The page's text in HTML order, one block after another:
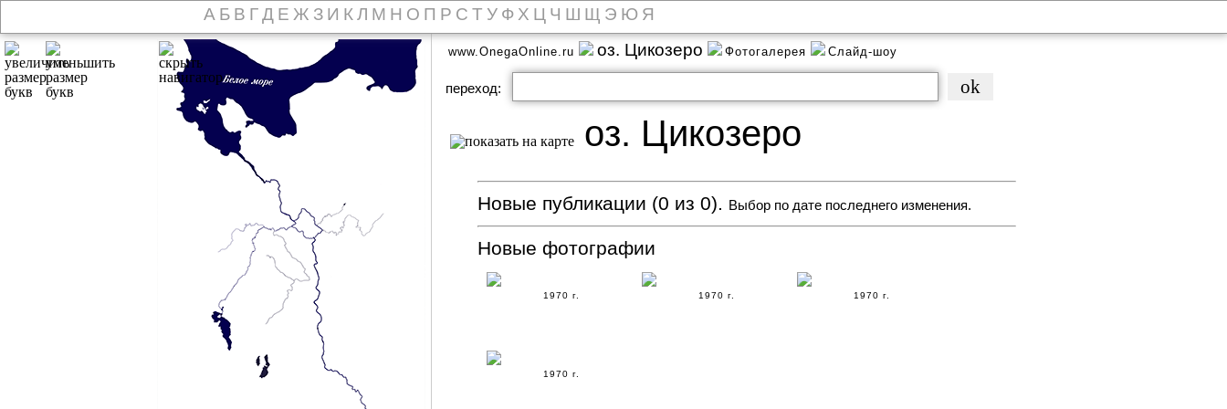
А Б В ГД Е Ж З И К Л М Н О П Р С Т У Ф Х Ц Ч Ш Щ Э Ю Я
www.OnegaOnline.ru оз. Цикозеро Фотогалерея Слайд-шоу
переход:
оз. Цикозеро
Новые публикации (0 из 0). Выбор по дате последнего изменения.
Новые фотографии
1970 г. 1970 г. 1970 г.
1970 г.